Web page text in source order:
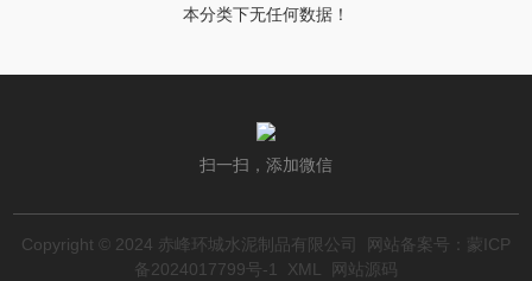
本分类下无任何数据！
扫一扫，添加微信
Copyright © 2024 赤峰环城水泥制品有限公司 网站备案号：
蒙ICP
备2024017799号-1
XML 网站源码